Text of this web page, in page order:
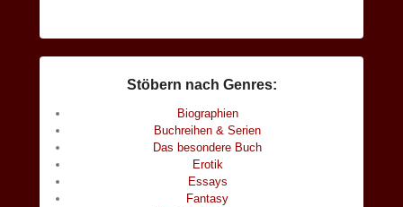
Stöbern nach Genres:
Biographien
Buchreihen & Serien
Das besondere Buch
Erotik
Essays
Fantasy